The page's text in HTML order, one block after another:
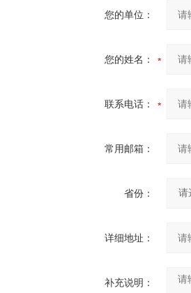
您的单位：
您的姓名：
联系电话：
常用邮箱：
省份：
详细地址：
补充说明：